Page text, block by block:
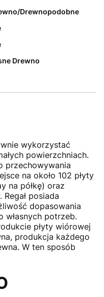
Drewnopodobne
Drewno
wykorzystać
powierzchniach.
przechowywania
na około 102 płyty
na półkę) oraz
posiada
dopasowania
własnych potrzeb.
płyty wiórowej
produkcja każdego
W ten sposób